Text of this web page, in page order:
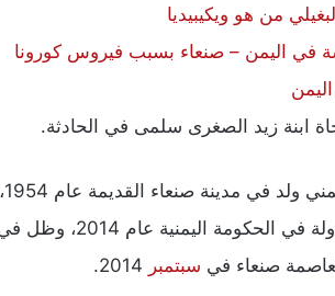
من هو ويكيبيديا
في اليمن – صنعاء بسبب فيروس كورونا
ابنة زيد الصغرى سلمى في الحادثة.
عام 2014، وظل في منصبه حتى استقالة الحكومة في
صنعاء في سبتمبر